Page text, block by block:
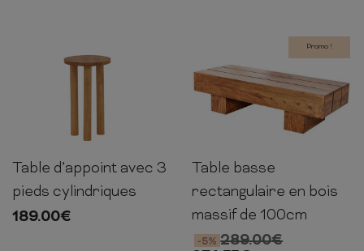
40cm 35cm 35cm
Table d’appoint avec 3
pieds cylindriques
189.00€
Promo !
30cm 100cm
Table basse
rectangulaire en bois
massif de 100cm
289.00€
-5%